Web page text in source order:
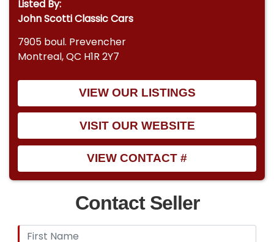
Listed By:
John Scotti Classic Cars
7905 boul. Prevencher
Montreal, QC H1R 2Y7
VIEW OUR LISTINGS
VISIT OUR WEBSITE
VIEW CONTACT #
Contact Seller